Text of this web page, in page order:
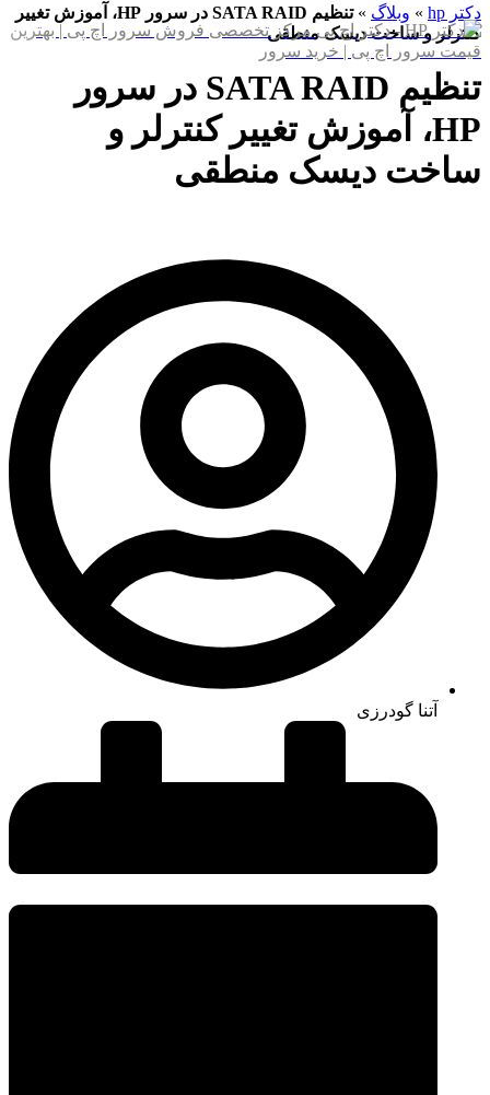
دکتر hp » وبلاگ »
تنظیم SATA RAID در سرور HP، آموزش تغییر
کنترلر و ساخت دیسک منطقی
تنظیم SATA RAID در سرور
HP، آموزش تغییر کنترلر و
ساخت دیسک منطقی
آتنا گودرزی